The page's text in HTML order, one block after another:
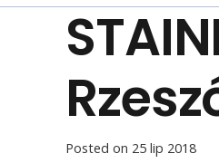
Posted on 25 lip 2018